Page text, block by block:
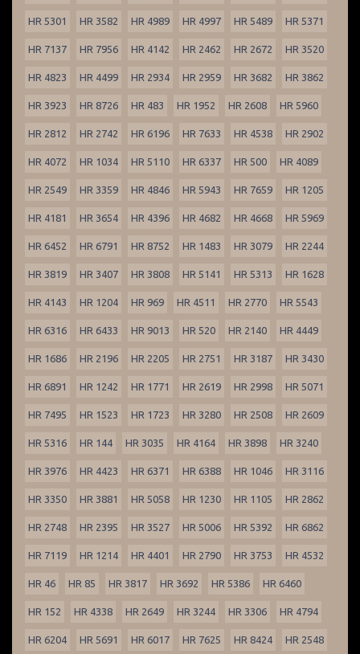
HR 5301 HR 3582 HR 4989 HR 4997 HR 5489 HR 5371
HR 7137 HR 7956 HR 4142 HR 2462 HR 2672 HR 3520
HR 4823 HR 4499 HR 2934 HR 2959 HR 3682 HR 3862
HR 3923 HR 8726 HR 483 HR 1952 HR 2608 HR 5960
HR 2812 HR 2742 HR 6196 HR 7633 HR 4538 HR 2902
HR 4072 HR 1034 HR 5110 HR 6337 HR 500 HR 4089
HR 2549 HR 3359 HR 4846 HR 5943 HR 7659 HR 1205
HR 4181 HR 3654 HR 4396 HR 4682 HR 4668 HR 5969
HR 6452 HR 6791 HR 8752 HR 1483 HR 3079 HR 2244
HR 3819 HR 3407 HR 3808 HR 5141 HR 5313 HR 1628
HR 4143 HR 1204 HR 969 HR 4511 HR 2770 HR 5543
HR 6316 HR 6433 HR 9013 HR 520 HR 2140 HR 4449
HR 1686 HR 2196 HR 2205 HR 2751 HR 3187 HR 3430
HR 6891 HR 1242 HR 1771 HR 2619 HR 2998 HR 5071
HR 7495 HR 1523 HR 1723 HR 3280 HR 2508 HR 2609
HR 5316 HR 144 HR 3035 HR 4164 HR 3898 HR 3240
HR 3976 HR 4423 HR 6371 HR 6388 HR 1046 HR 3116
HR 3350 HR 3881 HR 5058 HR 1230 HR 1105 HR 2862
HR 2748 HR 2395 HR 3527 HR 5006 HR 5392 HR 6862
HR 7119 HR 1214 HR 4401 HR 2790 HR 3753 HR 4532
HR 46 HR 85 HR 3817 HR 3692 HR 5386 HR 6460
HR 152 HR 4338 HR 2649 HR 3244 HR 3306 HR 4794
HR 6204 HR 5691 HR 6017 HR 7625 HR 8424 HR 2548